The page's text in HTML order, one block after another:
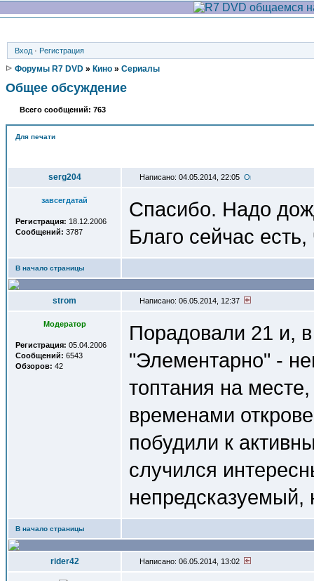
Вход · Регистрация
Форумы R7 DVD » Кино » Сериалы
Общее обсуждение
Всего сообщений: 763
Для печати
serg204 Написано: 04.05.2014, 22:05
завсегдатай
Регистрация: 18.12.2006
Сообщений: 3787
Спасибо. Надо
Благо сейчас есть,
В начало страницы
strom Написано: 06.05.2014, 12:37
Модератор
Регистрация: 05.04.2006
Сообщений: 6543
Обзоров: 42
Порадовали 21 и,
"Элементарно" -
топтания на
временами
побудили к
случился
непредсказуемый,
В начало страницы
rider42 Написано: 06.05.2014, 13:02